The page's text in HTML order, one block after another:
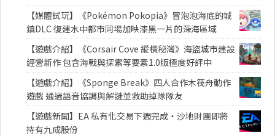
【媒體試玩】《Pokémon Pokopia》冒泡泡海底的城
鎮DLC 復建水中都市同場加映漆黑一片的深海區域
【遊戲介紹】《Corsair Cove 縱橫秘灣》海盜城市建設
經營新作 包含海戰與探索等要素1.0版極度好評中
【遊戲介紹】《Sponge Break》四人合作木筏舟動作
遊戲 通過語音協調與解謎並救助掉隊隊友
【遊戲新聞】EA 私有化交易下週完成・沙地財團即將
持有九成股份